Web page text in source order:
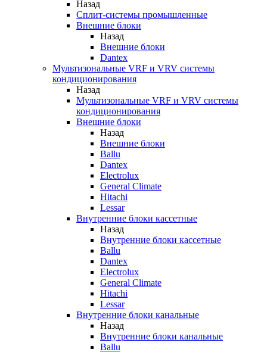
Назад
Сплит-системы промышленные
Внешние блоки
Назад
Внешние блоки
Dantex
Мультизональные VRF и VRV системы
кондиционирования
Назад
Мультизональные VRF и VRV системы
кондиционирования
Внешние блоки
Назад
Внешние блоки
Ballu
Dantex
Electrolux
General Climate
Hitachi
Lessar
Внутренние блоки кассетные
Назад
Внутренние блоки кассетные
Ballu
Dantex
Electrolux
General Climate
Hitachi
Lessar
Внутренние блоки канальные
Назад
Внутренние блоки канальные
Ballu